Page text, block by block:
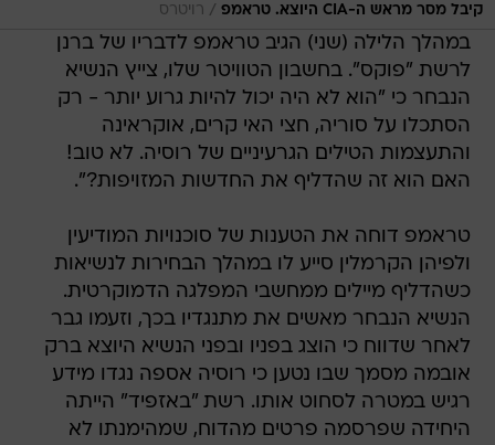
קיבל מסר מראש ה-CIA היוצא. טראמפ / רויטרס
במהלך הלילה (שני) הגיב טראמפ לדבריו של ברנן
לרשת "פוקס". בחשבון הטוויטר שלו, צייץ הנשיא
הנבחר כי "הוא לא היה יכול להיות גרוע יותר - רק
הסתכלו על סוריה, חצי האי קרים, אוקראינה
והתעצמות הטילים הגרעיניים של רוסיה. לא טוב!
האם הוא זה שהדליף את החדשות המזויפות?".
טראמפ דוחה את הטענות של סוכנויות המודיעין
ולפיהן הקרמלין סייע לו במהלך הבחירות לנשיאות
כשהדליף מיילים ממחשבי המפלגה הדמוקרטית.
הנשיא הנבחר מאשים את מתנגדיו בכך, וזעמו גבר
לאחר שדווח כי הוצג בפניו ובפני הנשיא היוצא ברק
אובמה מסמך שבו נטען כי רוסיה אספה נגדו מידע
רגיש במטרה לסחוט אותו. רשת "באזפיד" הייתה
היחידה שפרסמה פרטים מהדוח, שמהימנתו לא